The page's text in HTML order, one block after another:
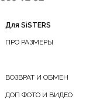
Для SiSTERS
ПРО РАЗМЕРЫ
ВОЗВРАТ И ОБМЕН
ДОП ФОТО И ВИДЕО